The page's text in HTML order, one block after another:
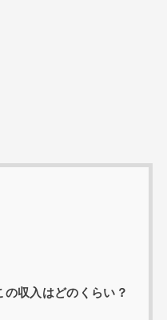
収入はどのくらい？